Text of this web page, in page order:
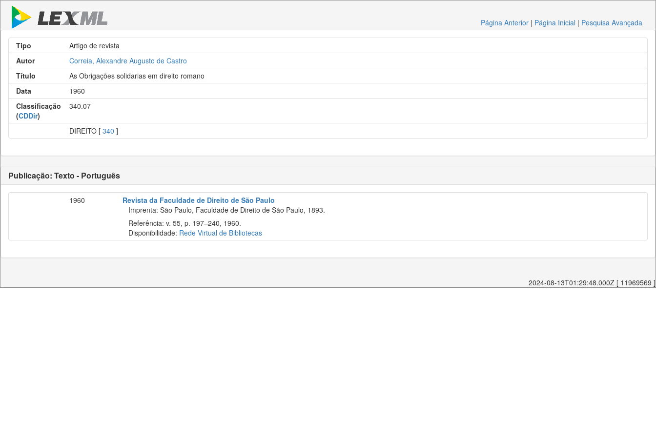
Página Anterior | Página Inicial | Pesquisa Avançada
Tipo
Artigo de revista
Autor
Correia, Alexandre Augusto de Castro
Título
As Obrigações solidarias em direito romano
Data
1960
Classificação
(CDDir)
340.07
DIREITO [ 340 ]
Publicação: Texto - Português
1960
Revista da Faculdade de Direito de São Paulo
Imprenta: São Paulo, Faculdade de Direito de São Paulo, 1893.
Referência: v. 55, p. 197–240, 1960.
Disponibilidade: Rede Virtual de Bibliotecas
2024-08-13T01:29:48.000Z [ 11969569 ]